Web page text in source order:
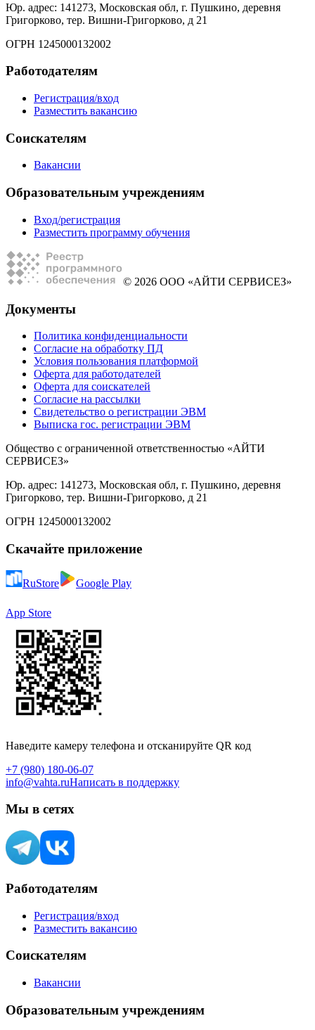
Юр. адрес: 141273, Московская обл, г. Пушкино, деревня
Григорково, тер. Вишни-Григорково, д 21
ОГРН 1245000132002
Работодателям
Регистрация/вход
Разместить вакансию
Соискателям
Вакансии
Образовательным учреждениям
Вход/регистрация
Разместить программу обучения
© 2026 ООО «АЙТИ СЕРВИСЕЗ»
Документы
Политика конфиденциальности
Согласие на обработку ПД
Условия пользования платформой
Оферта для работодателей
Оферта для соискателей
Согласие на рассылки
Свидетельство о регистрации ЭВМ
Выписка гос. регистрации ЭВМ
Общество с ограниченной ответственностью «АЙТИ
СЕРВИСЕЗ»
Юр. адрес: 141273, Московская обл, г. Пушкино, деревня
Григорково, тер. Вишни-Григорково, д 21
ОГРН 1245000132002
Скачайте приложение
RuStore Google Play
App Store
Наведите камеру телефона и отсканируйте QR код
+7 (980) 180-06-07
info@vahta.ruНаписать в поддержку
Мы в сетях
Работодателям
Регистрация/вход
Разместить вакансию
Соискателям
Вакансии
Образовательным учреждениям